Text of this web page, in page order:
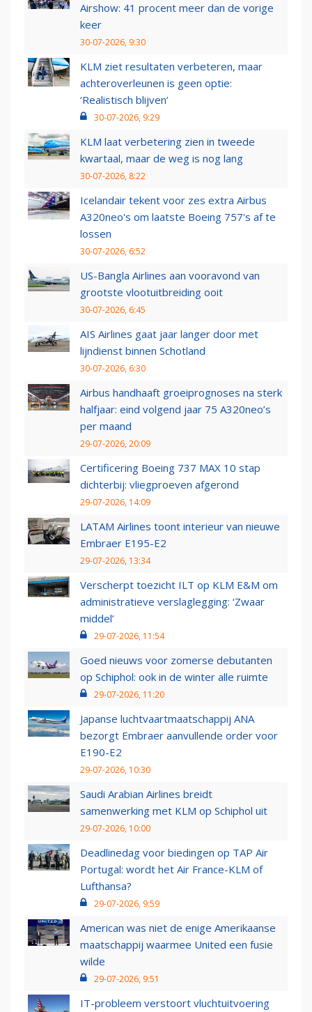
Airshow: 41 procent meer dan de vorige
keer
30-07-2026, 9:30
KLM ziet resultaten verbeteren, maar
achteroverleunen is geen optie:
‘Realistisch blijven’
30-07-2026, 9:29
KLM laat verbetering zien in tweede
kwartaal, maar de weg is nog lang
30-07-2026, 8:22
Icelandair tekent voor zes extra Airbus
A320neo's om laatste Boeing 757's af te
lossen
30-07-2026, 6:52
US-Bangla Airlines aan vooravond van
grootste vlootuitbreiding ooit
30-07-2026, 6:45
AIS Airlines gaat jaar langer door met
lijndienst binnen Schotland
30-07-2026, 6:30
Airbus handhaaft groeiprognoses na sterk
halfjaar: eind volgend jaar 75 A320neo’s
per maand
29-07-2026, 20:09
Certificering Boeing 737 MAX 10 stap
dichterbij: vliegproeven afgerond
29-07-2026, 14:09
LATAM Airlines toont interieur van nieuwe
Embraer E195-E2
29-07-2026, 13:34
Verscherpt toezicht ILT op KLM E&M om
administratieve verslaglegging: ‘Zwaar
middel’
29-07-2026, 11:54
Goed nieuws voor zomerse debutanten
op Schiphol: ook in de winter alle ruimte
29-07-2026, 11:20
Japanse luchtvaartmaatschappij ANA
bezorgt Embraer aanvullende order voor
E190-E2
29-07-2026, 10:30
Saudi Arabian Airlines breidt
samenwerking met KLM op Schiphol uit
29-07-2026, 10:00
Deadlinedag voor biedingen op TAP Air
Portugal: wordt het Air France-KLM of
Lufthansa?
29-07-2026, 9:59
American was niet de enige Amerikaanse
maatschappij waarmee United een fusie
wilde
29-07-2026, 9:51
IT-probleem verstoort vluchtuitvoering